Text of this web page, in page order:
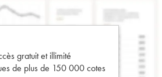
gratuit et illimité
de plus de 150 000 cotes